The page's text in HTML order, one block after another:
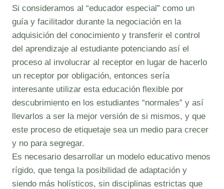
Si consideramos al “educador especial” como un
guía y facilitador durante la negociación en la
adquisición del conocimiento y transferir el control
del aprendizaje al estudiante potenciando así el
proceso al involucrar al receptor en lugar de hacerlo
un receptor por obligación, entonces sería
interesante utilizar esta educación flexible por
descubrimiento en los estudiantes “normales” y así
llevarlos a ser la mejor versión de si mismos, y que
este proceso de etiquetaje sea un medio para crecer
y no para segregar.
Es necesario desarrollar un modelo educativo menos
rígido, que tenga la posibilidad de adaptación y
siendo más holísticos, sin disciplinas estrictas que